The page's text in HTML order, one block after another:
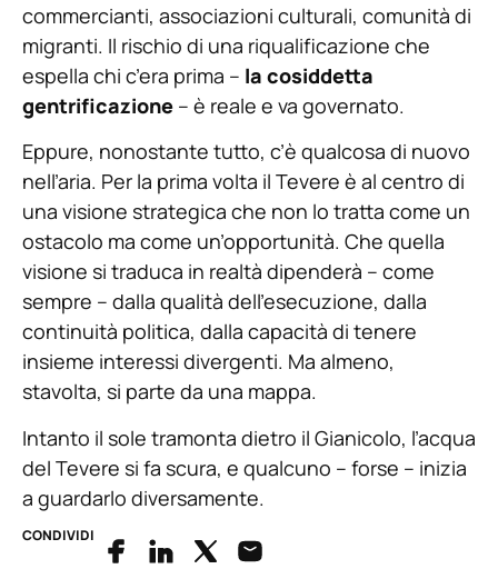
commercianti, associazioni culturali, comunità di
migranti. Il rischio di una riqualificazione che
espella chi c’era prima – la cosiddetta
gentrificazione – è reale e va governato.
Eppure, nonostante tutto, c’è qualcosa di nuovo
nell’aria. Per la prima volta il Tevere è al centro di
una visione strategica che non lo tratta come un
ostacolo ma come un’opportunità. Che quella
visione si traduca in realtà dipenderà – come
sempre – dalla qualità dell’esecuzione, dalla
continuità politica, dalla capacità di tenere
insieme interessi divergenti. Ma almeno,
stavolta, si parte da una mappa.
Intanto il sole tramonta dietro il Gianicolo, l’acqua
del Tevere si fa scura, e qualcuno – forse – inizia
a guardarlo diversamente.
CONDIVIDI